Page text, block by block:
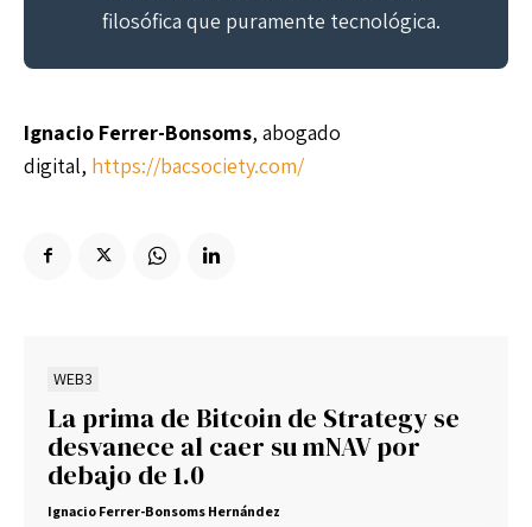
filosófica que puramente tecnológica.
Ignacio Ferrer-Bonsoms, abogado
digital, https://bacsociety.com/
WEB3
La prima de Bitcoin de Strategy se
desvanece al caer su mNAV por
debajo de 1.0
Ignacio Ferrer-Bonsoms Hernández